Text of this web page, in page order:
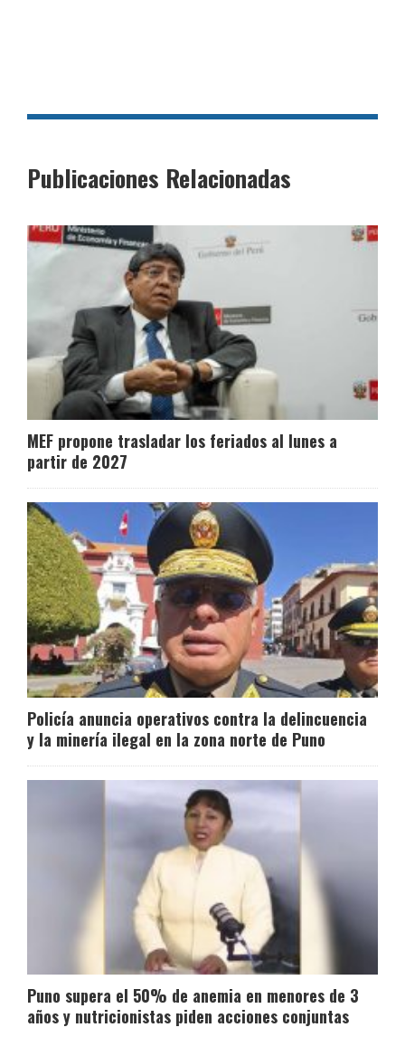
Publicaciones Relacionadas
MEF propone trasladar los feriados al lunes a
partir de 2027
Policía anuncia operativos contra la delincuencia
y la minería ilegal en la zona norte de Puno
Puno supera el 50% de anemia en menores de 3
años y nutricionistas piden acciones conjuntas